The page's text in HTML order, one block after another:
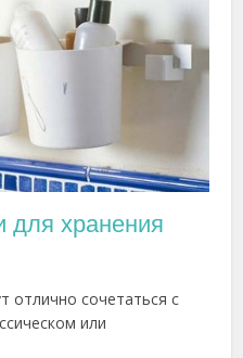
для хранения
отлично сочетаться с
или